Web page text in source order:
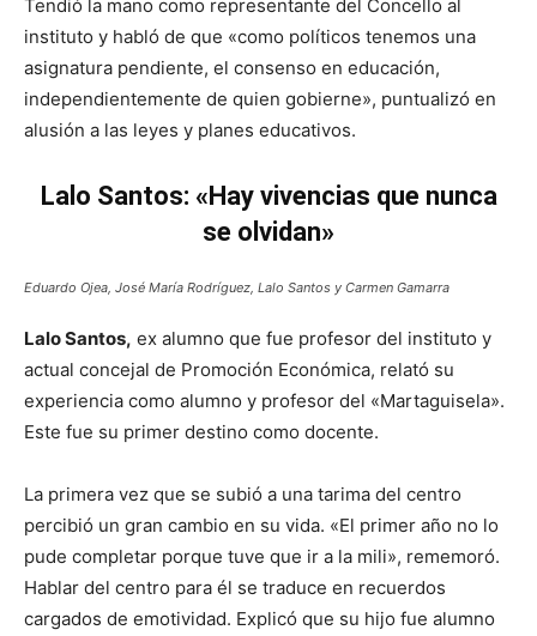
Tendió la mano como representante del Concello al
instituto y habló de que «como políticos tenemos una
asignatura pendiente, el consenso en educación,
independientemente de quien gobierne», puntualizó en
alusión a las leyes y planes educativos.
Lalo Santos: «Hay vivencias que nunca
se olvidan»
Eduardo Ojea, José María Rodríguez, Lalo Santos y Carmen Gamarra
Lalo Santos, ex alumno que fue profesor del instituto y
actual concejal de Promoción Económica, relató su
experiencia como alumno y profesor del «Martaguisela».
Este fue su primer destino como docente.
La primera vez que se subió a una tarima del centro
percibió un gran cambio en su vida. «El primer año no lo
pude completar porque tuve que ir a la mili», rememoró.
Hablar del centro para él se traduce en recuerdos
cargados de emotividad. Explicó que su hijo fue alumno